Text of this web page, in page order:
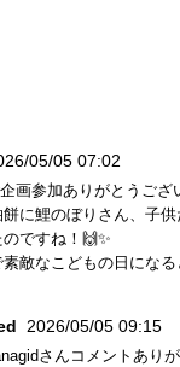
05/05 07:02
画参加ありがとうござ
に鯉のぼりさん、子
ですね！🙌✨
敵なこどもの日になる
2026/05/05 09:15
さんコメントあり